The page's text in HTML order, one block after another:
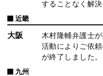
することなく解決
近畿
大阪
木村隆輔弁護士
活動によりご依
が終了しました。
九州